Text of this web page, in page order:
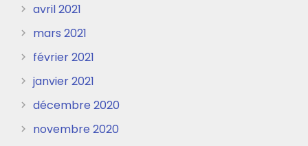
avril 2021
mars 2021
février 2021
janvier 2021
décembre 2020
novembre 2020